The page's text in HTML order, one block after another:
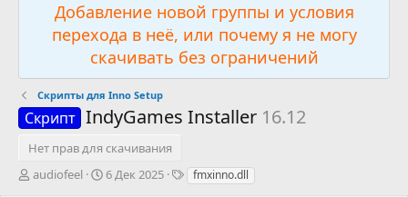
Добавление новой группы и условия
перехода в неё, или почему я не могу
скачивать без ограничений
Скрипты для Inno Setup
Скрипт IndyGames Installer 16.12
Нет прав для скачивания
А
audiofeel
Д
6 Дек 2025
Т fmxinno.dll